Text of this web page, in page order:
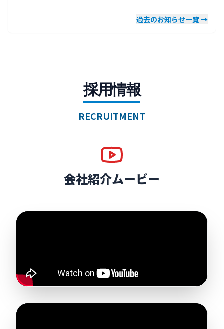
過去のお知らせ一覧 →
採用情報
RECRUITMENT
会社紹介ムービー